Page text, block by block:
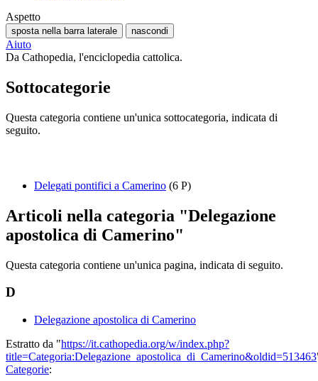
Aspetto
sposta nella barra laterale nascondi
Aiuto
Da Cathopedia, l'enciclopedia cattolica.
Sottocategorie
Questa categoria contiene un'unica sottocategoria, indicata di
seguito.
Delegati pontifici a Camerino (6 P)
Articoli nella categoria "Delegazione
apostolica di Camerino"
Questa categoria contiene un'unica pagina, indicata di seguito.
D
Delegazione apostolica di Camerino
Estratto da "https://it.cathopedia.org/w/index.php?
title=Categoria:Delegazione_apostolica_di_Camerino&oldid=513463
Categorie: